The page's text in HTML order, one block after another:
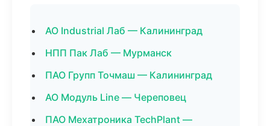
АО Industrial Лаб — Калининград
НПП Пак Лаб — Мурманск
ПАО Групп Точмаш — Калининград
АО Модуль Line — Череповец
ПАО Мехатроника TechPlant —